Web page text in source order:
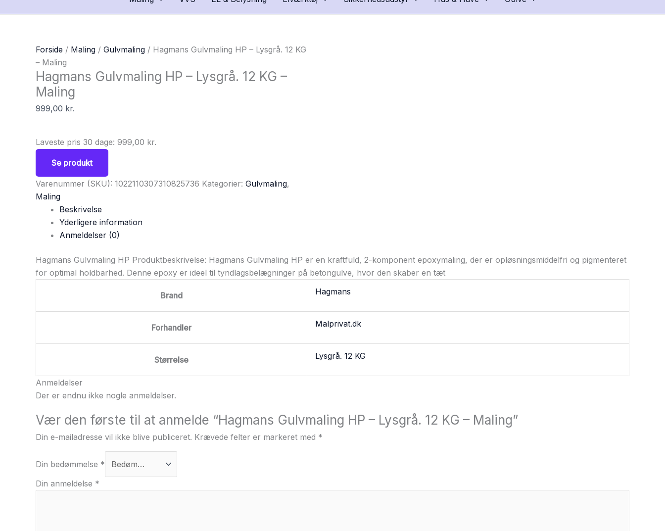
Forside / Maling / Gulvmaling / Hagmans Gulvmaling HP – Lysgrå. 12 KG
– Maling
Hagmans Gulvmaling HP – Lysgrå. 12 KG –
Maling
999,00 kr.
Laveste pris 30 dage: 999,00 kr.
Se produkt
Varenummer (SKU): 1022110307310825736 Kategorier: Gulvmaling,
Maling
Beskrivelse
Yderligere information
Anmeldelser (0)
Hagmans Gulvmaling HP Produktbeskrivelse: Hagmans Gulvmaling HP er en kraftfuld, 2-komponent epoxymaling, der er opløsningsmiddelfri og pigmenteret
for optimal holdbarhed. Denne epoxy er ideel til tyndlagsbelægninger på betongulve, hvor den skaber en tæt
Brand Hagmans
Forhandler Malprivat.dk
Størrelse Lysgrå. 12 KG
Anmeldelser
Der er endnu ikke nogle anmeldelser.
Vær den første til at anmelde “Hagmans Gulvmaling HP – Lysgrå. 12 KG – Maling”
Din e-mailadresse vil ikke blive publiceret. Krævede felter er markeret med *
Din bedømmelse *
Din anmeldelse *